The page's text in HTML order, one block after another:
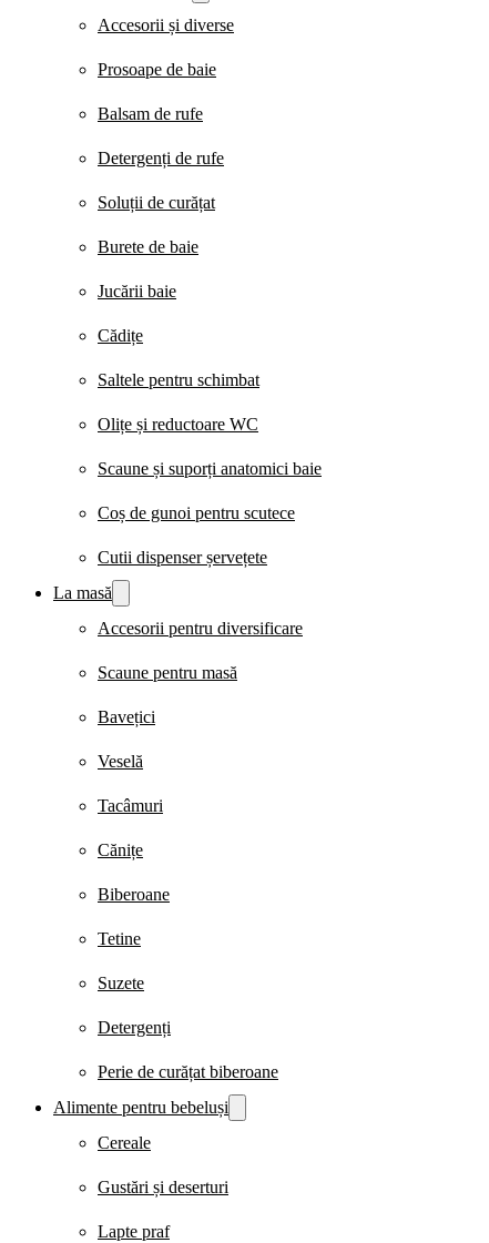
Accesorii și diverse
Prosoape de baie
Balsam de rufe
Detergenți de rufe
Soluții de curățat
Burete de baie
Jucării baie
Cădițe
Saltele pentru schimbat
Olițe și reductoare WC
Scaune și suporți anatomici baie
Coș de gunoi pentru scutece
Cutii dispenser șervețete
La masă
Accesorii pentru diversificare
Scaune pentru masă
Bavețici
Veselă
Tacâmuri
Cănițe
Biberoane
Tetine
Suzete
Detergenți
Perie de curățat biberoane
Alimente pentru bebeluși
Cereale
Gustări și deserturi
Lapte praf